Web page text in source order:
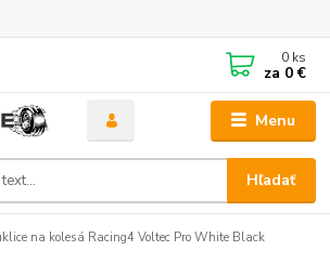
Menu
Hľadať
0 ks
za 0 €
na kolesá Racing4 Voltec Pro White Black